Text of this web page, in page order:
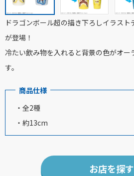
ドラゴンボール超の描き下ろしイラス
が登場！
冷たい飲み物を入れると背景の色がオー
す。
商品仕様
・全2種
・約13cm
お店を探す